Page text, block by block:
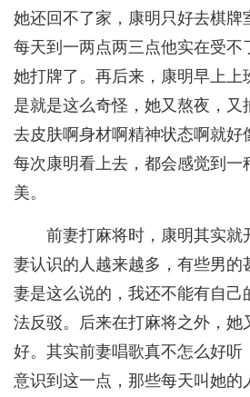
她还回不了家，康明只好去棋牌
每天到一两点两三点他实在受不
她打牌了。再后来，康明早上上
是就是这么奇怪，她又熬夜，又
去皮肤啊身材啊精神状态啊就好
每次康明看上去，都会感觉到一
美。
前妻打麻将时，康明其实就
妻认识的人越来越多，有些男的
妻是这么说的，我还不能有自己
法反驳。后来在打麻将之外，她
好。其实前妻唱歌真不怎么好听
意识到这一点，那些每天叫她的